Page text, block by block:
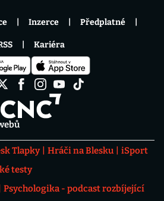
Tlapky Hráči na Blesku
iSport
testy
Psychologika - podcast rozbíjející
Inzerce Předplatné
Kariéra